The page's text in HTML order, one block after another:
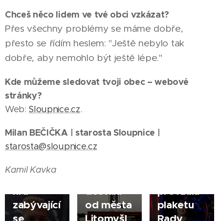
Chceš něco lidem ve tvé obci vzkázat?
Přes všechny problémy se máme dobře,
přesto se řídím heslem: "Ještě nebylo tak
dobře, aby nemohlo být ještě lépe."
Kde můžeme sledovat tvoji obec – webové
stránky?
Web: Sloupnice.cz.
Milan BEČIČKA | starosta Sloupnice |
starosta@sloupnice.cz
Kamil Kavka
07.08.2026
SVITAVY |
není jen
tvůrce
videí a
dronu.
Třeba
připravuje
hru
zabývající
12.07.2026
SVITAVY
dostala
od města
|
převzala
plaketu